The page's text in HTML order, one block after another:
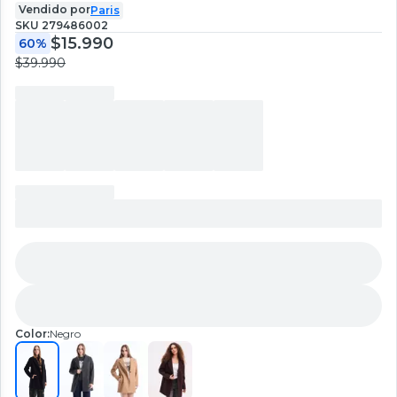
Vendido porParis
SKU 279486002
60% $15.990
$39.990
Color:Negro